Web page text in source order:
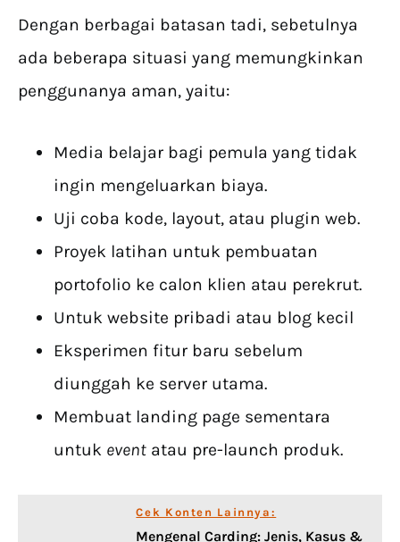
Dengan berbagai batasan tadi, sebetulnya
ada beberapa situasi yang memungkinkan
penggunanya aman, yaitu:
Media belajar bagi pemula yang tidak
ingin mengeluarkan biaya.
Uji coba kode, layout, atau plugin web.
Proyek latihan untuk pembuatan
portofolio ke calon klien atau perekrut.
Untuk website pribadi atau blog kecil
Eksperimen fitur baru sebelum
diunggah ke server utama.
Membuat landing page sementara
untuk event atau pre-launch produk.
Cek Konten Lainnya:
Mengenal Carding: Jenis, Kasus &